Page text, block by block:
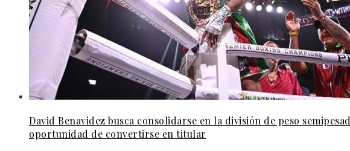
David Benavidez busca consolidarse en la división de peso
oportunidad de convertirse en titular